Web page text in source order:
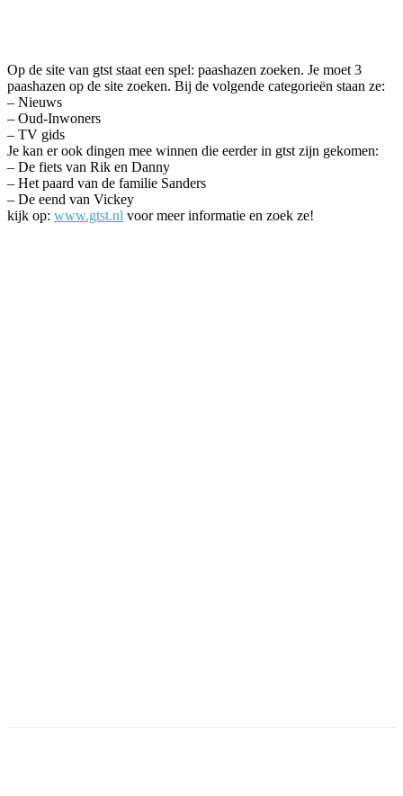
Op de site van gtst staat een spel: paashazen zoeken. Je moet 3
paashazen op de site zoeken. Bij de volgende categorieën staan ze:
– Nieuws
– Oud-Inwoners
– TV gids
Je kan er ook dingen mee winnen die eerder in gtst zijn gekomen:
– De fiets van Rik en Danny
– Het paard van de familie Sanders
– De eend van Vickey
kijk op: www.gtst.nl voor meer informatie en zoek ze!